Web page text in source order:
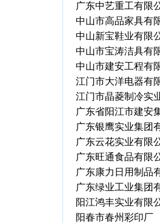
广东中艺重工有限
中山市高品家具有
中山新宝鞋业有限
中山市宝涛洁具有
中山市建安工程有
江门市大洋电器有
江门市晶菱制冷实
广东省阳江市建安
广东银鹰实业集团
广东云花实业有限
广东旺通食品有限
广东康力日用制品
广东绿业工业集团
阳江鸿丰实业有限
阳春市春州彩印厂